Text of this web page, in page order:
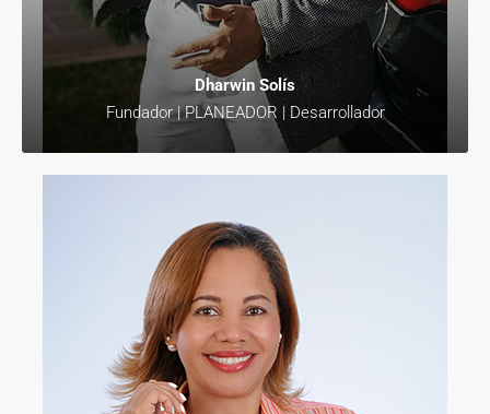
Dharwin Solís
Fundador | PLANEADOR | Desarrollador